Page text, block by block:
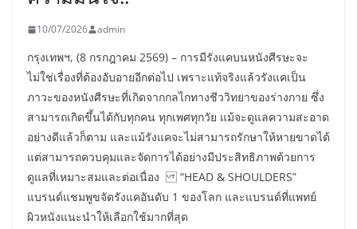
10/07/2026 admin
กรุงเทพฯ, (8 กรกฎาคม 2569) – การมีรังแคบนหนังศีรษะจะ
ไม่ใช่เรื่องที่ต้องอับอายอีกต่อไป เพราะแท้จริงแล้วรังแคเป็น
ภาวะของหนังศีรษะที่เกิดจากกลไกทางชีววิทยาของร่างกาย ซึ่ง
สามารถเกิดขึ้นได้กับทุกคน ทุกเพศทุกวัย แม้จะดูแลความสะอาด
อย่างดีแล้วก็ตาม และแม้รังแคจะไม่สามารถรักษาให้หายขาดได้
แต่สามารถควบคุมและจัดการได้อย่างมีประสิทธิภาพด้วยการ
ดูแลที่เหมาะสมและต่อเนื่อง “HEAD & SHOULDERS”
แบรนด์แชมพูขจัดรังแคอันดับ 1 ของโลก และแบรนด์ที่แพทย์
ผิวหนังแนะนำให้เลือกใช้มากที่สุด